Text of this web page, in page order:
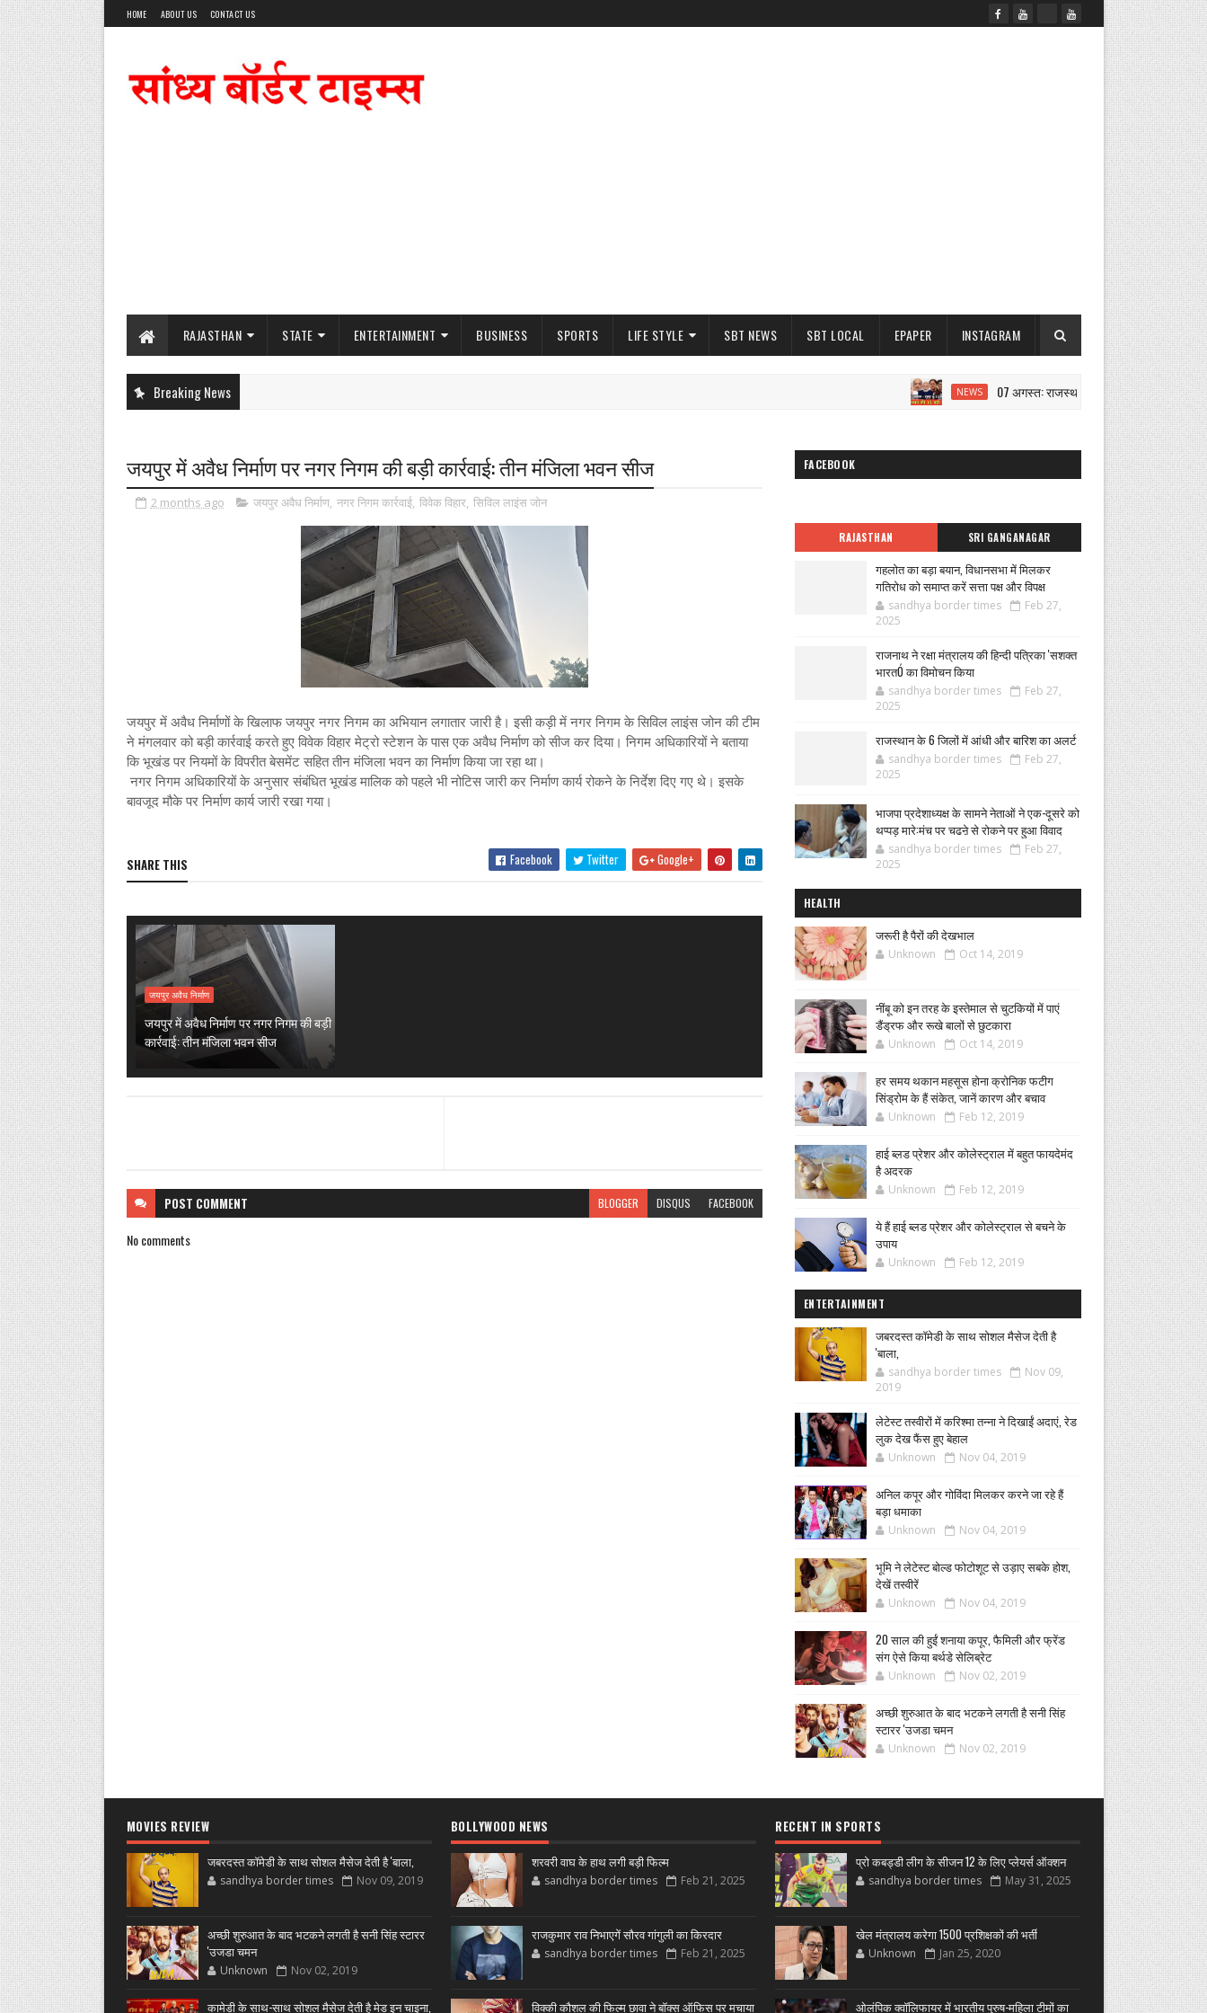
HOME ABOUT US CONTACT US
RAJASTHAN STATE ENTERTAINMENT BUSINESS SPORTS LIFE STYLE SBT NEWS SBT LOCAL EPAPER INSTAGRAM
Breaking News NEWS 07 अगस्त: राजस्थान सुबह 6.15 बजे की 15 बड़ी खबरें |
जयपुर में अवैध निर्माण पर नगर निगम की बड़ी कार्रवाई: तीन मंजिला भवन सीज
2 months ago जयपुर अवैध निर्माण, नगर निगम कार्रवाई, विवेक विहार, सिविल लाइंस जोन
जयपुर में अवैध निर्माणों के खिलाफ जयपुर नगर निगम का अभियान लगातार जारी है। इसी कड़ी में नगर निगम के सिविल लाइंस जोन की टीम
ने मंगलवार को बड़ी कार्रवाई करते हुए विवेक विहार मेट्रो स्टेशन के पास एक अवैध निर्माण को सीज कर दिया। निगम अधिकारियों ने बताया
कि भूखंड पर नियमों के विपरीत बेसमेंट सहित तीन मंजिला भवन का निर्माण किया जा रहा था।
नगर निगम अधिकारियों के अनुसार संबंधित भूखंड मालिक को पहले भी नोटिस जारी कर निर्माण कार्य रोकने के निर्देश दिए गए थे। इसके
बावजूद मौके पर निर्माण कार्य जारी रखा गया।
SHARE THIS Facebook Twitter Google+
जयपुर अवैध निर्माण
जयपुर में अवैध निर्माण पर नगर निगम की बड़ी
कार्रवाई: तीन मंजिला भवन सीज
POST COMMENT BLOGGER DISQUS FACEBOOK
No comments
FACEBOOK
RAJASTHAN SRI GANGANAGAR
गहलोत का बड़ा बयान, विधानसभा में मिलकर
गतिरोध को समाप्त करें सत्ता पक्ष और विपक्ष
sandhya border times
Feb 27,
2025
राजनाथ ने रक्षा मंत्रालय की हिन्दी पत्रिका 'सशक्त
भारतÓ का विमोचन किया
sandhya border times
Feb 27,
2025
राजस्थान के 6 जिलों में आंधी और बारिश का अलर्ट
sandhya border times
Feb 27,
2025
भाजपा प्रदेशाध्यक्ष के सामने नेताओं ने एक-दूसरे को
थप्पड़ मारे:मंच पर चढऩे से रोकने पर हुआ विवाद
sandhya border times
Feb 27,
2025
HEALTH
जरूरी है पैरों की देखभाल
Unknown Oct 14, 2019
नींबू को इन तरह के इस्तेमाल से चुटकियों में पाएं
डैंड्रफ और रूखे बालों से छुटकारा
Unknown Oct 14, 2019
हर समय थकान महसूस होना क्रोनिक फटीग
सिंड्रोम के हैं संकेत, जानें कारण और बचाव
Unknown Feb 12, 2019
हाई ब्लड प्रेशर और कोलेस्ट्राल में बहुत फायदेमंद
है अदरक
Unknown Feb 12, 2019
ये हैं हाई ब्लड प्रेशर और कोलेस्ट्राल से बचने के
उपाय
Unknown Feb 12, 2019
ENTERTAINMENT
जबरदस्त कॉमेडी के साथ सोशल मैसेज देती है
'बाला,
sandhya border times
Nov 09,
2019
लेटेस्ट तस्वीरों में करिश्मा तन्ना ने दिखाईं अदाएं, रेड
लुक देख फैंस हुए बेहाल
Unknown Nov 04, 2019
अनिल कपूर और गोविंदा मिलकर करने जा रहे हैं
बड़ा धमाका
Unknown Nov 04, 2019
भूमि ने लेटेस्ट बोल्ड फोटोशूट से उड़ाए सबके होश,
देखें तस्वीरें
Unknown Nov 04, 2019
20 साल की हुईं शनाया कपूर, फैमिली और फ्रेंड
संग ऐसे किया बर्थडे सेलिब्रेट
Unknown Nov 02, 2019
अच्छी शुरुआत के बाद भटकने लगती है सनी सिंह
स्टारर 'उजडा चमन
Unknown Nov 02, 2019
MOVIES REVIEW
जबरदस्त कॉमेडी के साथ सोशल मैसेज देती है 'बाला,
sandhya border times Nov 09, 2019
अच्छी शुरुआत के बाद भटकने लगती है सनी सिंह स्टारर
'उजडा चमन
Unknown Nov 02, 2019
कामेडी के साथ-साथ सोशल मैसेज देती है मेड इन चाइना,
BOLLYWOOD NEWS
शरवरी वाघ के हाथ लगी बड़ी फिल्म
sandhya border times Feb 21, 2025
राजकुमार राव निभाएगें सौरव गांगुली का किरदार
sandhya border times Feb 21, 2025
विक्की कौशल की फिल्म छावा ने बॉक्स ऑफिस पर मचाया
RECENT IN SPORTS
प्रो कबड्डी लीग के सीजन 12 के लिए प्लेयर्स ऑक्शन
sandhya border times May 31, 2025
खेल मंत्रालय करेगा 1500 प्रशिक्षकों की भर्ती
Unknown Jan 25, 2020
ओलंपिक क्वॉलिफायर में भारतीय पुरुष-महिला टीमों का